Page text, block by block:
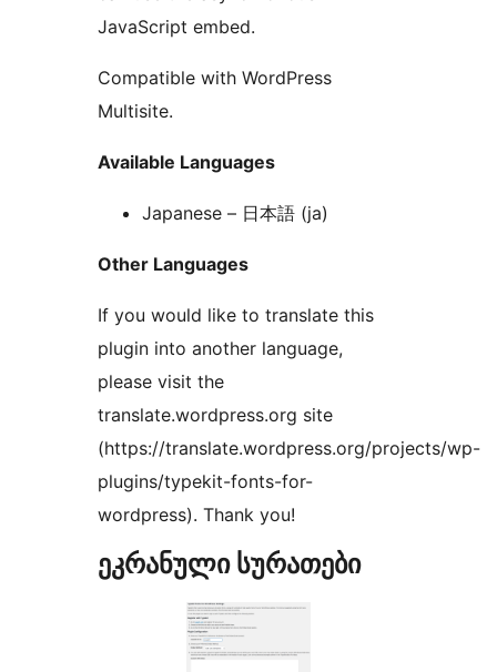
JavaScript embed.
Compatible with WordPress
Multisite.
Available Languages
Japanese – 日本語 (ja)
Other Languages
If you would like to translate this
plugin into another language,
please visit the
translate.wordpress.org site
(https://translate.wordpress.org/projects/wp-
plugins/typekit-fonts-for-
wordpress). Thank you!
ეკრანული სურათები